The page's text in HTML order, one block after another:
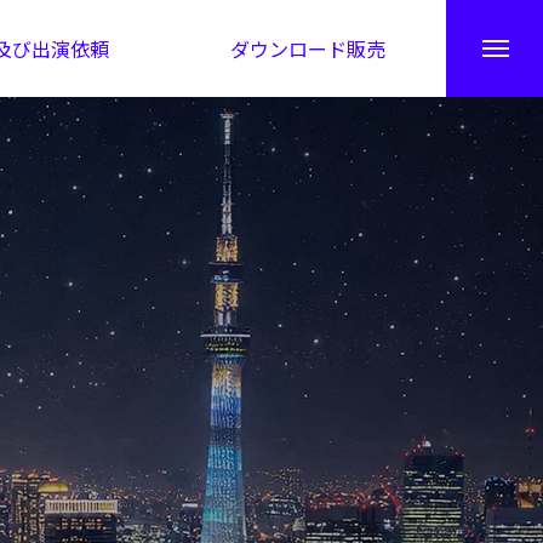
び出演依頼 ダウンロード販売
秘伝公開！吉凶カレンダー